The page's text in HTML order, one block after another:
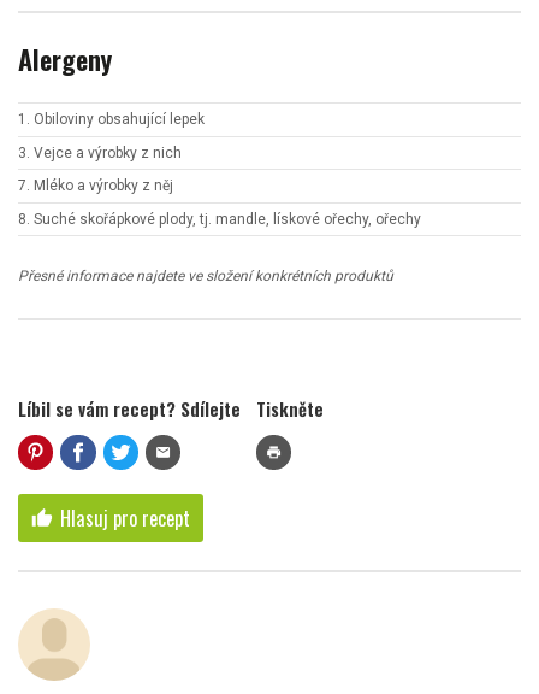
Alergeny
1. Obiloviny obsahující lepek
3. Vejce a výrobky z nich
7. Mléko a výrobky z něj
8. Suché skořápkové plody, tj. mandle, lískové ořechy, ořechy
Přesné informace najdete ve složení konkrétních produktů
Líbil se vám recept? Sdílejte
mail
Tiskněte
print
thumb_up Hlasuj pro recept